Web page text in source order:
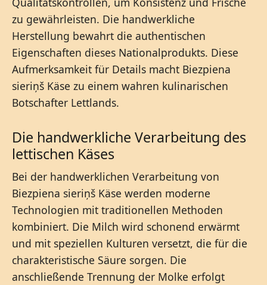
zu gewährleisten. Die handwerkliche
Herstellung bewahrt die authentischen
Eigenschaften dieses Nationalprodukts. Diese
Aufmerksamkeit für Details macht Biezpiena
sieriņš Käse zu einem wahren kulinarischen
Botschafter Lettlands.
Die handwerkliche Verarbeitung des
lettischen Käses
Bei der handwerklichen Verarbeitung von
Biezpiena sieriņš Käse werden moderne
Technologien mit traditionellen Methoden
kombiniert. Die Milch wird schonend erwärmt
und mit speziellen Kulturen versetzt, die für die
charakteristische Säure sorgen. Die
anschließende Trennung der Molke erfolgt